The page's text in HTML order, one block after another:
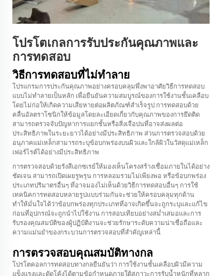
โปรโตเกลการรับประกันคุณภาพและ
การทดสอบ
วิธีการทดสอบที่ไม่ทำลาย
โปรแกรมการประกันคุณภาพอย่างครอบคลุมพึ่งพาอาศัยวิธีการทดสอบ
แบบไม่ทำลายเป็นหลัก เพื่อยืนยันความสมบูรณ์ของการใช้งานชั้นเคลือบ
โดยไม่ก่อให้เกิดความเสียหายต่อผลิตภัณฑ์สำเร็จรูป การทดสอบด้วย
คลื่นอัลตราโซนิกให้ข้อมูลโดยละเอียดเกี่ยวกับคุณภาพของการยึดติด
สามารถตรวจจับปัญหาการแยกชั้นหรือสิ่งเจือปนที่อาจส่งผลต่อ
ประสิทธิภาพในระยะยาวได้อย่างมีประสิทธิภาพ ส่วนการตรวจสอบด้วย
อนุภาคแม่เหล็กสามารถระบุข้อบกพร่องบนผิวและใกล้ผิวในวัสดุแม่เหล็ก
เฟอร์ไรต์ได้อย่างมีประสิทธิภาพ
การตรวจสอบด้วยรังสีเอกซเรย์ให้มองเห็นโครงสร้างเชื่อมภายในได้อย่าง
ชัดเจน สามารถเปิดเผยรูพรุน การหลอมรวมไม่เพียงพอ หรือข้อบกพร่อง
ประเภทปริมาตรอื่นๆ ที่อาจมองไม่เห็นด้วยวิธีการทดสอบอื่นๆ การใช้
เทคนิคการทดสอบหลายรูปแบบร่วมกันจะช่วยให้ครอบคลุมทุกด้าน
ทำให้มั่นใจได้ว่าข้อบกพร่องทุกประเภทที่อาจเกิดขึ้นจะถูกระบุและแก้ไข
ก่อนที่อุปกรณ์จะถูกนำไปใช้งาน การสอบเทียบอย่างสม่ำเสมอและการ
รับรองคุณสมบัติของผู้ปฏิบัติงานจะช่วยรักษาระดับความน่าเชื่อถือและ
ความแม่นยำของกระบวนการตรวจสอบที่สำคัญเหล่านี้
การตรวจสอบคุณสมบัติทางกล
โปรโตคอลการทดสอบทางกลยืนยันว่า การใช้งานชั้นเคลือบผิวมีความ
แข็งแรงและดัดโค้งได้ตามข้อกำหนดภายใต้สภาวะการรับน้ำหนักที่หลาก